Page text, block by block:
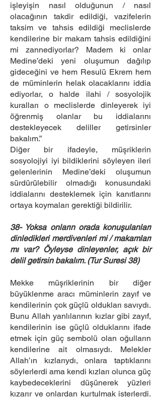
işleyişin nasıl olduğunun / nasıl
olacağının takdir edildiği, vazifelerin
taksim ve tahsis edildiği meclislerde
kendilerine bir makam tahsis edildiğini
mi zannediyorlar? Madem ki onlar
Medine’deki yeni oluşumun dağılıp
gideceğini ve hem Resulü Ekrem hem
de müminlerin helak olacaklarını iddia
ediyorlar, o halde ilahi / sosyolojik
kuralları o meclislerde dinleyerek iyi
öğrenmiş olanlar bu iddialarını
destekleyecek deliller getirsinler
bakalım.”
Diğer bir ifadeyle, müşriklerin
sosyolojiyi iyi bildiklerini söyleyen ileri
gelenlerinin Medine’deki oluşumun
sürdürülebilir olmadığı konusundaki
iddialarını desteklemek için kanıtlarını
ortaya koymaları gerektiği bildirilir.
38- Yoksa onların orada konuşulanları
dinledikleri merdivenleri mi / makamları
mı var? Öyleyse dinleyenler, açık bir
delil getirsin bakalım. (Tur Suresi 38)
Mekke müşriklerinin bir diğer
büyüklenme aracı müminlerin zayıf ve
kendilerinin çok güçlü oldukları savıydı.
Bunu Allah yanlılarının kızlar gibi zayıf,
kendilerinin ise güçlü olduklarını ifade
etmek için güç sembolü olan oğulların
kendilerine ait olmasıydı. Melekler
Allah’ın kızlarıydı, onlara taptıklarını
söylerlerdi ama kendi kızları olunca güç
kaybedeceklerini düşünerek yüzleri
kızarır ve onlardan kurtulmak isterlerdi.